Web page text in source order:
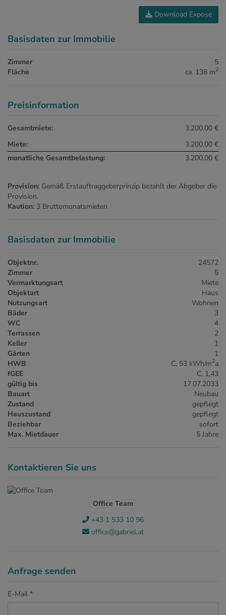
Download Expose
Basisdaten zur Immobilie
Zimmer
5
Fläche
ca. 138 m2
Preisinformation
Gesamtmiete:
3.200,00 €
Miete:
3.200,00 €
monatliche Gesamtbelastung:
3.200,00 €
Provision: Gemäß Erstauftraggeberprinzip bezahlt der Abgeber die
Provision.
Kaution: 3 Bruttomonatsmieten
Basisdaten zur Immobilie
Objektnr.
24572
Zimmer
5
Vermarktungsart
Miete
Objektart
Haus
Nutzungsart
Wohnen
Bäder
3
WC
4
Terrassen
2
Keller
1
Gärten
1
HWB
C, 53 kWh/m2a
fGEE
C, 1,43
gültig bis
17.07.2033
Bauart
Neubau
Zustand
gepflegt
Hauszustand
gepflegt
Beziehbar
sofort
Max. Mietdauer
5 Jahre
Kontaktieren Sie uns
Office Team
+43 1 533 10 96
office@gabriel.at
Anfrage senden
E-Mail